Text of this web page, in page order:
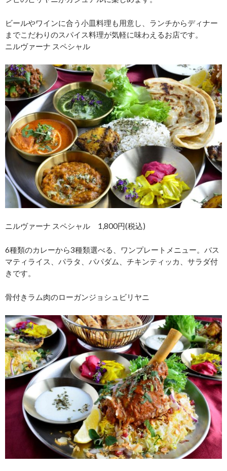
ビールやワインに合う小皿料理も用意し、ランチからディナー
までこだわりのスパイス料理が気軽に味わえるお店です。
ニルヴァーナ スペシャル
ニルヴァーナ スペシャル 1,800円(税込)
6種類のカレーから3種類選べる、ワンプレートメニュー。バス
マティライス、パラタ、パパダム、チキンティッカ、サラダ付
きです。
骨付きラム肉のローガンジョシュビリヤニ